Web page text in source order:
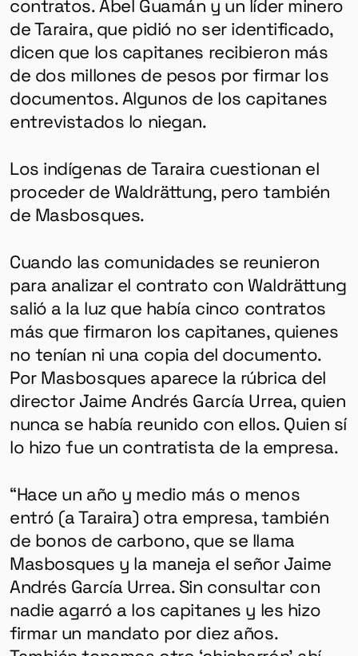
GÉNERO
DERECHOS HUMANOS
SALUD MENTAL
EMERGENCIA CLIMÁTICA
de Taraira, que pidió no ser identificado,
dicen que los capitanes recibieron más
de dos millones de pesos por firmar los
documentos. Algunos de los capitanes
entrevistados lo niegan.
Los indígenas de Taraira cuestionan el
proceder de Waldrättung, pero también
de Masbosques.
Cuando las comunidades se reunieron
para analizar el contrato con Waldrättung
salió a la luz que había cinco contratos
más que firmaron los capitanes, quienes
no tenían ni una copia del documento.
Por Masbosques aparece la rúbrica del
director Jaime Andrés García Urrea, quien
nunca se había reunido con ellos. Quien sí
lo hizo fue un contratista de la empresa.
“Hace un año y medio más o menos
entró (a Taraira) otra empresa, también
de bonos de carbono, que se llama
Masbosques y la maneja el señor Jaime
Andrés García Urrea. Sin consultar con
nadie agarró a los capitanes y les hizo
firmar un mandato por diez años.